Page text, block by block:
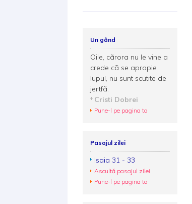
Un gând
Oile, cãrora nu le vine a
crede cã se apropie
lupul, nu sunt scutite de
jertfã.
Cristi Dobrei
Pune-l pe pagina ta
Pasajul zilei
Isaia 31 - 33
Ascultă pasajul zilei
Pune-l pe pagina ta